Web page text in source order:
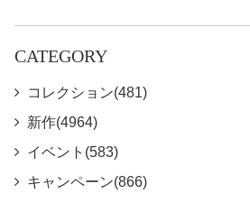
CATEGORY
コレクション(481)
新作(4964)
イベント(583)
キャンペーン(866)